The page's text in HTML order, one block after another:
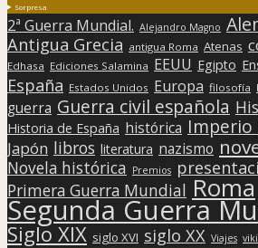
Sorpresa
2ª Guerra Mundial. Alejandro Magno
Antigua Grecia antigua Roma Atenas
Edhasa Ediciones Salamina EEUU Egipto
España Estados Unidos Europa filosofía
guerra Guerra civil española
Historia de España histórica Imperio
Japón libros literatura nazismo
Novela histórica Premios
Primera Guerra Mundial Roma
Segunda Guerra
Siglo XIX siglo XVI siglo XX Viajes